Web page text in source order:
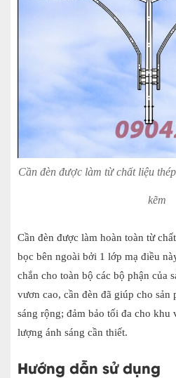
Cần đèn được làm từ chất liệu
kẽm
Cần đèn được làm hoàn toàn từ
bọc bên ngoài bởi 1 lớp mạ điều
chắn cho toàn bộ các bộ phận của
vươn cao, cần đèn đã giúp cho sản
sáng rộng; đảm bảo tối đa cho
lượng ánh sáng cần thiết.
Hướng dẫn sử dụng